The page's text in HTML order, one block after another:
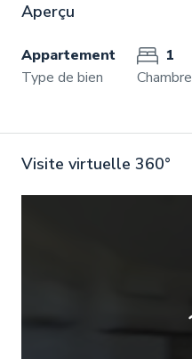
Aperçu
Appartement
Type de bien
1
Chambre
Visite virtuelle 360°